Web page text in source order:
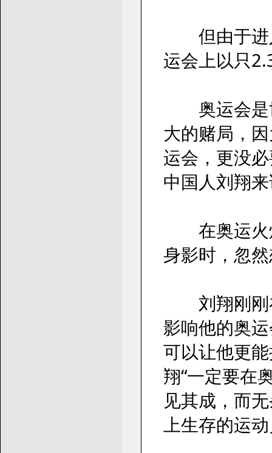
但由于进
运会上以只
奥运会是
大的赌局，
运会，更没
中国人刘翔
在奥运火
身影时，忽
刘翔刚刚
影响他的奥
可以让他更
翔“一定要在
见其成，而
上生存的运